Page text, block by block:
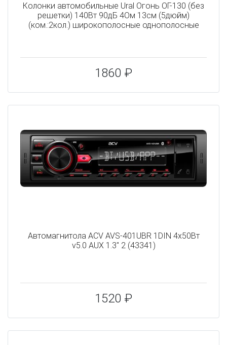
Колонки автомобильные Ural Огонь ОГ-130 (без
решетки) 140Вт 90дБ 4Ом 13см (5дюйм)
(ком.:2кол.) широкополосные однополосные
1860 ₽
Автомагнитола ACV AVS-401UBR 1DIN 4x50Вт
v5.0 AUX 1.3" 2 (43341)
1520 ₽